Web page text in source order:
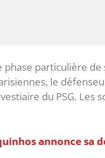
particulière de
le
du PSG. ‎Les
annonce sa